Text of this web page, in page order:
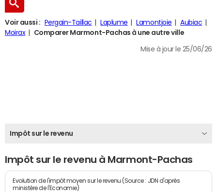
Voir aussi : Pergain-Taillac Laplume Lamontjoie
Aubiac
Moirax
Comparer Marmont-Pachas à une autre ville
Mise à jour le 25/06/26
Impôt sur le revenu
Impôt sur le revenu à Marmont-Pachas
Evolution de l'impôt moyen sur le revenu (Source : JDN d'après
ministère de l'Economie)